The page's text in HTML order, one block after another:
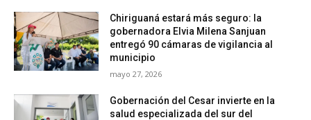
Chiriguaná estará más seguro: la
gobernadora Elvia Milena Sanjuan
entregó 90 cámaras de vigilancia al
municipio
mayo 27, 2026
Gobernación del Cesar invierte en la
salud especializada del sur del